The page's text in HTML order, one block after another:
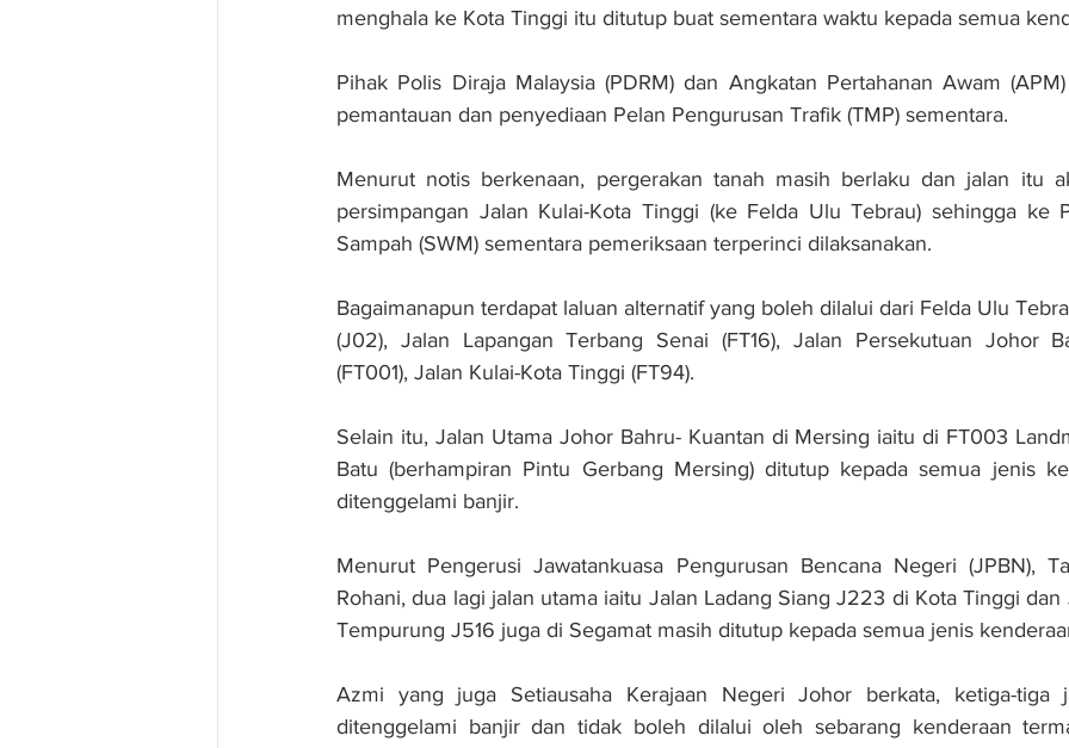
menghala ke Kota Tinggi itu ditutup buat sementara waktu kepada semua
Pihak Polis Diraja Malaysia (PDRM) dan Angkatan Pertahanan Awam
pemantauan dan penyediaan Pelan Pengurusan Trafik (TMP) sementara.
Menurut notis berkenaan, pergerakan tanah masih berlaku dan jalan itu
persimpangan Jalan Kulai-Kota Tinggi (ke Felda Ulu Tebrau) sehingga ke
Sampah (SWM) sementara pemeriksaan terperinci dilaksanakan.
Bagaimanapun terdapat laluan alternatif yang boleh dilalui dari Felda Ulu
(J02), Jalan Lapangan Terbang Senai (FT16), Jalan Persekutuan Johor
(FT001), Jalan Kulai-Kota Tinggi (FT94).
Selain itu, Jalan Utama Johor Bahru- Kuantan di Mersing iaitu di FT003
Batu (berhampiran Pintu Gerbang Mersing) ditutup kepada semua jenis
ditenggelami banjir.
Menurut Pengerusi Jawatankuasa Pengurusan Bencana Negeri (JPBN),
Rohani, dua lagi jalan utama iaitu Jalan Ladang Siang J223 di Kota Tinggi dan
Tempurung J516 juga di Segamat masih ditutup kepada semua jenis
Azmi yang juga Setiausaha Kerajaan Negeri Johor berkata, ketiga-tiga
ditenggelami banjir dan tidak boleh dilalui oleh sebarang kenderaan